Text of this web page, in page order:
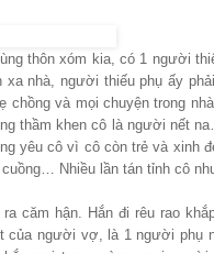
thôn xóm kia, có 1 người
xa nhà, người thiếu phụ ấy
chồng và mọi chuyện trong
thầm khen cô là người nết
yêu cô vì cô còn trẻ và xinh
cuồng… Nhiều lần tán tỉnh cô
căm hận. Hắn đi rêu rao
của người vợ, là 1 người phụ